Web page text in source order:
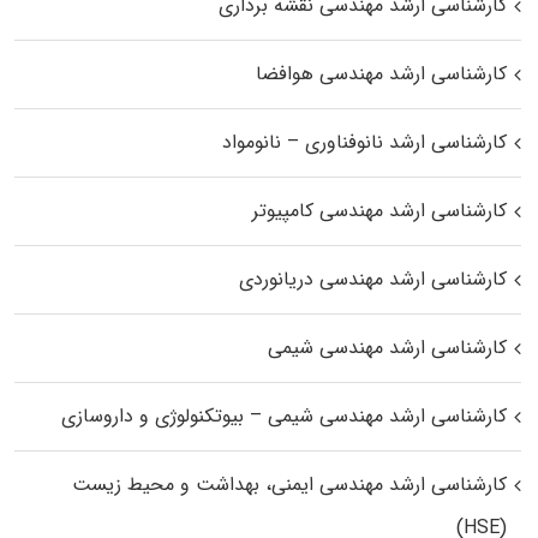
کارشناسی ارشد مهندسی هوافضا
کارشناسی ارشد نانوفناوری – نانومواد
کارشناسی ارشد مهندسی کامپیوتر
کارشناسی ارشد مهندسی دریانوردی
کارشناسی ارشد مهندسی شیمی
کارشناسی ارشد مهندسی شیمی – بیوتکنولوژی و داروسازی
کارشناسی ارشد مهندسی ایمنی، بهداشت و محیط زیست
(HSE)